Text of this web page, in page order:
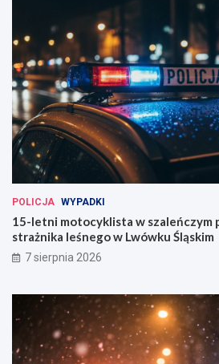
POLICJA WYPADKI
15-letni motocyklista w szaleńczym
strażnika leśnego w Lwówku Śląskim
7 sierpnia 2026